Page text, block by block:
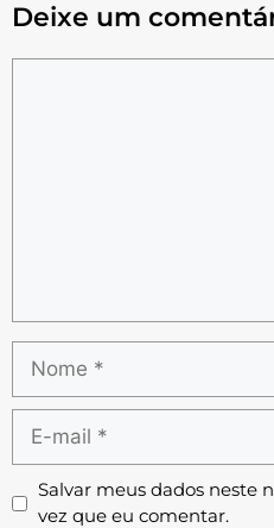
Deixe um
Salvar meus dados neste
vez que eu comentar.